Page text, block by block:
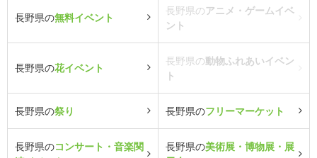
長野県の無料イベント
長野県のアニメ・ゲームイベ
ント
長野県の花イベント
長野県の動物ふれあいイベン
ト
長野県の祭り 長野県のフリーマーケット
長野県のコンサート・音楽関
長野県の美術展・博物展・展